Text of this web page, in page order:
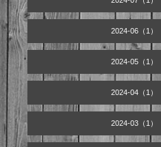
2024-06（1）
2024-05（1）
2024-04（1）
2024-03（1）